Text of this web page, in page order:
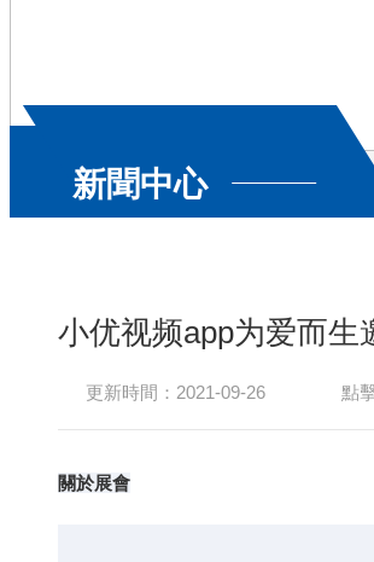
新聞中心
小优视频app为爱而生
更新時間：2021-09-26 點
關於展會